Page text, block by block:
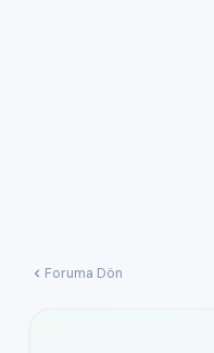
Foruma Dön